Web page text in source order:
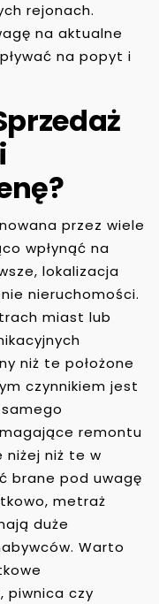
rejonach.
na aktualne
na popyt i
przez wiele
wpłynąć na
lokalizacja
nieruchomości.
miast lub
niż te położone
czynnikiem jest
remontu
niżej niż te w
brane pod uwagę
metraż
duże
Warto
piwnica czy